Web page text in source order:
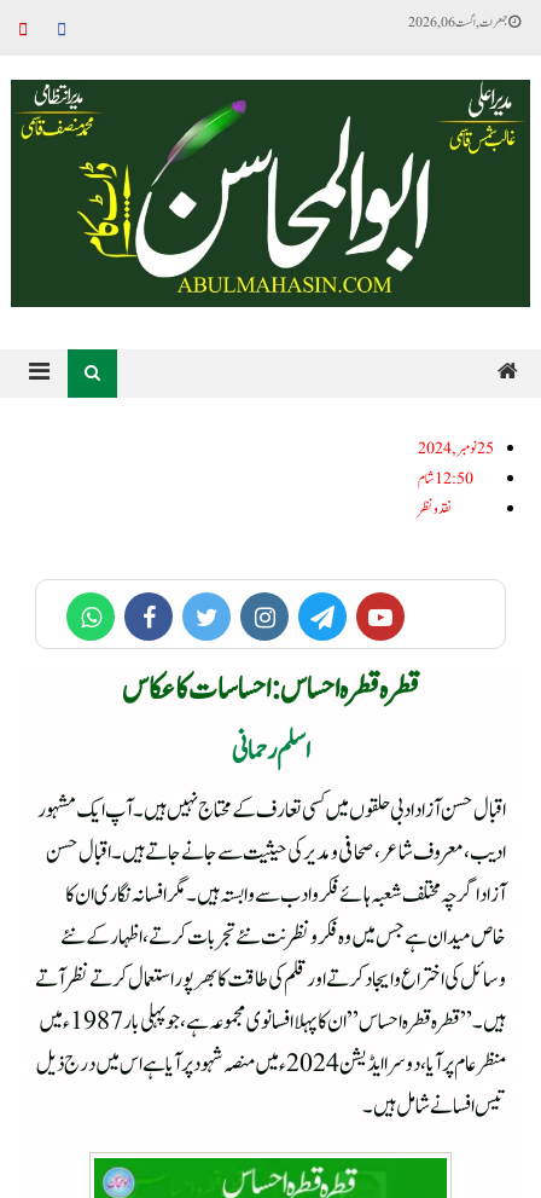
جمعرات, اگست 06, 2026
25نومبر, 2024
12:50 شام
نقد ونظر
قطرہ قطرہ احساس : احساسات کا عکاس
اسلم رحمانی
اقبال حسن آزاد ادبی حلقوں میں کسی تعارف کے محتاج نہیں ہیں۔ آپ ایک مشہور
ادیب،معروف شاعر، صحافی و مدیر کی حیثیت سے جانے جاتے ہیں۔اقبال حسن
آزاد اگرچہ مختلف شعبہ ہائے فکر و ادب سے وابستہ ہیں۔مگر افسانہ نگاری ان کا
خاص میدان ہے جس میں وہ فکرو نظر نت نئے تجربات کرتے،اظہار کےنئے
وسائل کی اختراع و ایجاد کرتے اور قلم کی طاقت کا بھرپور استعمال کرتے نظر آتے
ہیں۔”قطرہ قطرہ احساس”ان کا پہلا افسانوی مجموعہ ہے،جو پہلی بار 1987ء میں
منظر عام پر آیا،دوسراایڈیشن 2024ء میں منصہ شہود پر آیا ہے اس میں درج ذیل
تیس افسانے شامل ہیں۔